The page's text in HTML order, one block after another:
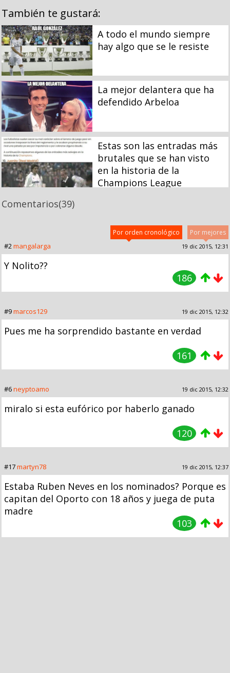
También te gustará:
A todo el mundo siempre
hay algo que se le resiste
La mejor delantera que ha
defendido Arbeloa
Estas son las entradas más
brutales que se han visto
en la historia de la
Champions League
Comentarios(39)
Por mejores
Por orden cronológico
#2mangalarga 19 dic 2015, 12:31
Y Nolito??
186
#9marcos129 19 dic 2015, 12:32
Pues me ha sorprendido bastante en verdad
161
#6neyptoamo 19 dic 2015, 12:32
miralo si esta eufórico por haberlo ganado
120
#17martyn78 19 dic 2015, 12:37
Estaba Ruben Neves en los nominados? Porque es
capitan del Oporto con 18 años y juega de puta
madre
103